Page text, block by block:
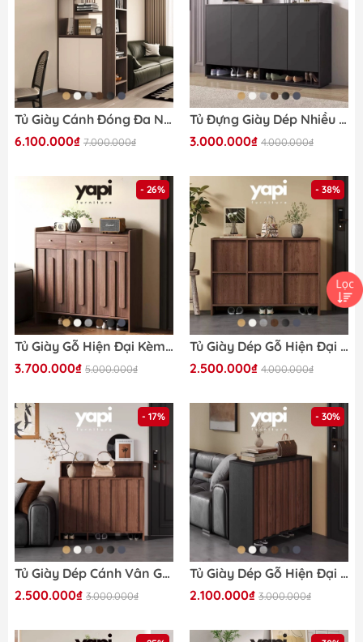
Tủ Giày Cánh Đóng Đa Năng Kèm Kệ Sách Trang Trí Phòng Khách 100x35x190cm Yapi-331
6.100.000₫ 7.000.000₫
Tủ Đựng Giày Dép Nhiều Ngăn, Thiết Kế Tối Giản Cho Căn Hộ Nhỏ 160x35x110cm Yapi-329
3.000.000₫ 4.000.000₫
- 26%
Tủ Giày Gỗ Hiện Đại Kèm Ngăn Kéo Vân Gỗ Nổi Hiện Đại 140x38x110cm Yapi-338
3.700.000₫ 5.000.000₫
- 38%
Tủ Giày Dép Gỗ Hiện Đại Nhiều Ngăn Thiết Kế Ô Vuông 160x40x95cm Yapi-334
2.500.000₫ 4.000.000₫
- 17%
Tủ Giày Dép Cánh Vân Gỗ Dọc Hiện Đại 200x38x95cm Yapi-335
2.500.000₫ 3.000.000₫
- 30%
Tủ Giày Dép Gỗ Hiện Đại Cánh Vân Gỗ Dọc 150x38x95cm Yapi-332
2.100.000₫ 3.000.000₫